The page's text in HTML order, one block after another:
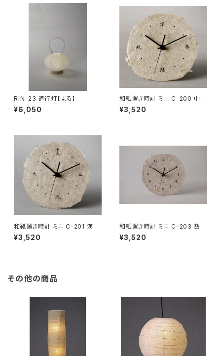
RIN-23 道行灯【まる】
¥6,050
和紙置き時計 ミニ C-200 中国
字【在庫なくなり次第終了】
¥3,520
和紙置き時計 ミニ C-201 漢数
字【在庫なくなり次第終了】
¥3,520
和紙置き時計 ミニ C-203 数字
【在庫なくなり次第終了】
¥3,520
その他の商品